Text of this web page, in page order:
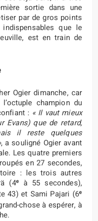
sortie dans une
par de gros points
indispensables que le
est en train de
Ogier dimanche, car
champion du
: « Il vaut mieux
Evans) que de retard,
il reste quelques
, a souligné Ogier avant
Les quatre premiers
en 27 secondes,
: les trois autres
(4eà 55 secondes),
43) et Sami Pajari (6e
chose à espérer, à